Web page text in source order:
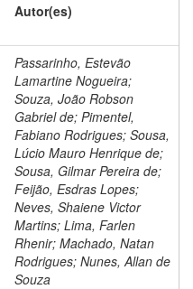
Autor(es)
Passarinho, Estevão
Lamartine Nogueira;
Souza, João Robson
Gabriel de; Pimentel,
Fabiano Rodrigues; Sousa,
Lúcio Mauro Henrique de;
Sousa, Gilmar Pereira de;
Feijão, Esdras Lopes;
Neves, Shaiene Victor
Martins; Lima, Farlen
Rhenir; Machado, Natan
Rodrigues; Nunes, Allan de
Souza